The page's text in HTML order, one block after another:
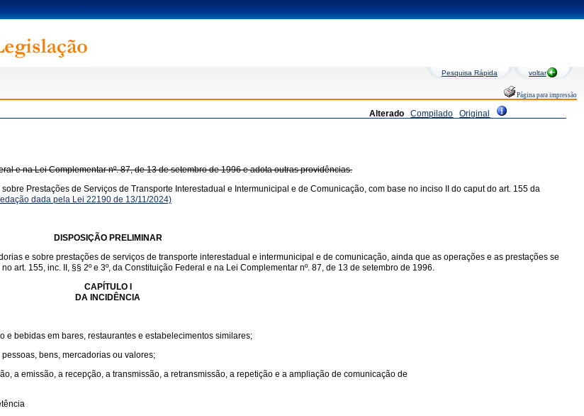
Pesquisa Rápida voltar
Página para impressão
Alterado Compilado Original
e na Lei Complementar nº. 87, de 13 de setembro de 1996 e adota outras providências.
Prestações de Serviços de Transporte Interestadual e Intermunicipal e de Comunicação, com base no inciso II do caput do art. 155 da
dada pela Lei 22190 de 13/11/2024)
DISPOSIÇÃO PRELIMINAR
e sobre prestações de serviços de transporte interestadual e intermunicipal e de comunicação, ainda que as operações e as prestações se
art. 155, inc. II, §§ 2º e 3º, da Constituição Federal e na Lei Complementar nº. 87, de 13 de setembro de 1996.
CAPÍTULO I
DA INCIDÊNCIA
bebidas em bares, restaurantes e estabelecimentos similares;
bens, mercadorias ou valores;
a emissão, a recepção, a transmissão, a retransmissão, a repetição e a ampliação de comunicação de